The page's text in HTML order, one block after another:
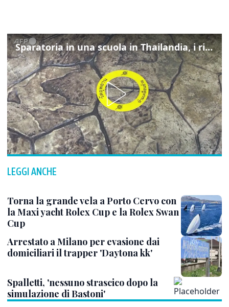
Sparatoria in una scuola in Thailandia, i rilievi della polizia
LEGGI ANCHE
Torna la grande vela a Porto Cervo con
la Maxi yacht Rolex Cup e la Rolex Swan
Cup
Arrestato a Milano per evasione dai
domiciliari il trapper 'Daytona kk'
Spalletti, 'nessuno strascico dopo la
simulazione di Bastoni'